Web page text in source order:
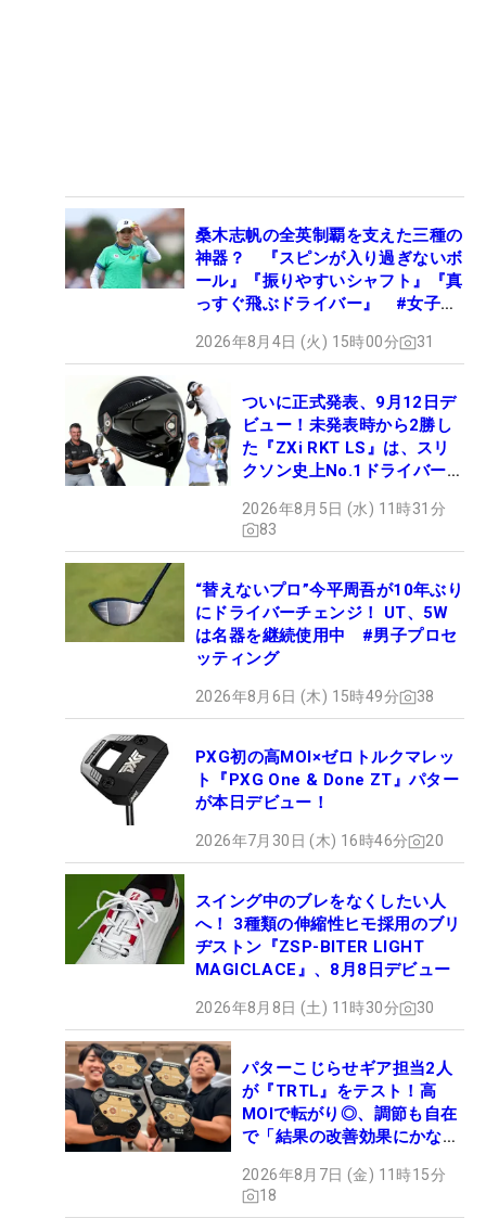
桑木志帆の全英制覇を支えた三種の
神器？ 『スピンが入り過ぎないボ
ール』『振りやすいシャフト』『真
っすぐ飛ぶドライバー』 #女子プ
2026年8月4日 (火) 15時00分 31
ついに正式発表、9月12日デ
ビュー！未発表時から2勝し
た『ZXi RKT LS』は、スリ
クソン史上No.1ドライバー!?
2026年8月5日 (水) 11時31分
83
“替えないプロ”今平周吾が10年ぶり
にドライバーチェンジ！ UT、5W
は名器を継続使用中 #男子プロセ
ッティング
2026年8月6日 (木) 15時49分 38
PXG初の高MOI×ゼロトルクマレッ
ト『PXG One & Done ZT』パター
が本日デビュー！
2026年7月30日 (木) 16時46分 20
スイング中のブレをなくしたい人
へ！ 3種類の伸縮性ヒモ採用のブリ
ヂストン『ZSP-BITER LIGHT
MAGICLACE』、8月8日デビュー
2026年8月8日 (土) 11時30分 30
パターこじらせギア担当2人
が『TRTL』をテスト！高
MOIで転がり◎、調節も自在
で「結果の改善効果にかなり
2026年8月7日 (金) 11時15分
18